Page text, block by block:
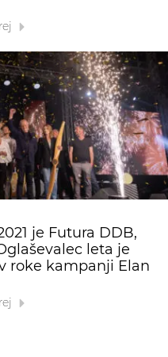
je Futura DDB,
leta je
roke kampanji Elan